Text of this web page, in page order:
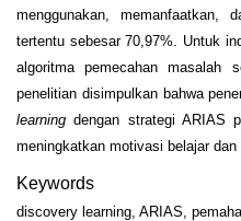
menggunakan, memanfaatkan,
tertentu sebesar 70,97%. Untuk
algoritma pemecahan masalah
penelitian disimpulkan bahwa
learningdengan strategi ARIAS
meningkatkan motivasi belajar
Keywords
discovery learning, ARIAS,